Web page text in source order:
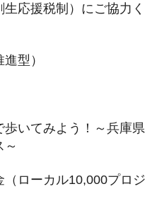
応援税制）にご協力く
型）
いてみよう！～兵庫県
ローカル10,000プロジ